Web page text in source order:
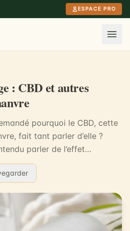
ESPACE PRO
: CBD et autres
pourquoi le CBD, cette
fait tant parler d’elle ?
parler de l’effet
unique qui décuple les b...